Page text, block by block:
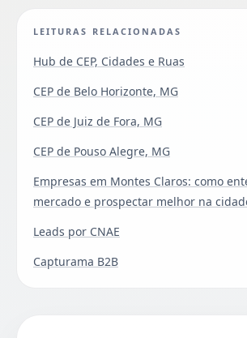
LEITURAS RELACIONADAS
Hub de CEP, Cidades e Ruas
CEP de Belo Horizonte, MG
CEP de Juiz de Fora, MG
CEP de Pouso Alegre, MG
Empresas em Montes Claros: como
mercado e prospectar melhor na
Leads por CNAE
Capturama B2B